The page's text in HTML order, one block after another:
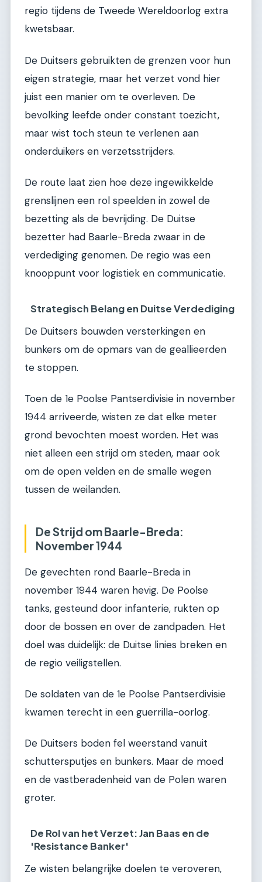
regio tijdens de Tweede Wereldoorlog extra
kwetsbaar.
De Duitsers gebruikten de grenzen voor hun
eigen strategie, maar het verzet vond hier
juist een manier om te overleven. De
bevolking leefde onder constant toezicht,
maar wist toch steun te verlenen aan
onderduikers en verzetsstrijders.
De route laat zien hoe deze ingewikkelde
grenslijnen een rol speelden in zowel de
bezetting als de bevrijding. De Duitse
bezetter had Baarle-Breda zwaar in de
verdediging genomen. De regio was een
knooppunt voor logistiek en communicatie.
Strategisch Belang en Duitse Verdediging
De Duitsers bouwden versterkingen en
bunkers om de opmars van de geallieerden
te stoppen.
Toen de 1e Poolse Pantserdivisie in november
1944 arriveerde, wisten ze dat elke meter
grond bevochten moest worden. Het was
niet alleen een strijd om steden, maar ook
om de open velden en de smalle wegen
tussen de weilanden.
De Strijd om Baarle-Breda:
November 1944
De gevechten rond Baarle-Breda in
november 1944 waren hevig. De Poolse
tanks, gesteund door infanterie, rukten op
door de bossen en over de zandpaden. Het
doel was duidelijk: de Duitse linies breken en
de regio veiligstellen.
De soldaten van de 1e Poolse Pantserdivisie
kwamen terecht in een guerrilla-oorlog.
De Duitsers boden fel weerstand vanuit
schuttersputjes en bunkers. Maar de moed
en de vastberadenheid van de Polen waren
groter.
De Rol van het Verzet: Jan Baas en de
'Resistance Banker'
Ze wisten belangrijke doelen te veroveren,